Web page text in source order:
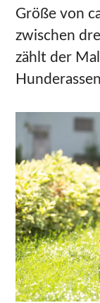
Größe von
zwischen
zählt der